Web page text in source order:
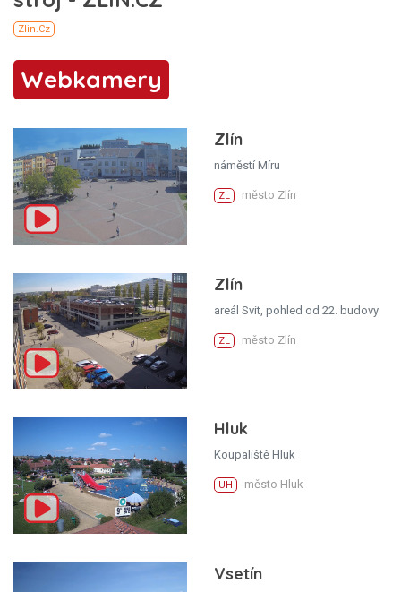
Webkamery
Zlín
náměstí Míru
ZL město Zlín
Zlín
areál Svit, pohled od 22. budovy
ZL město Zlín
Hluk
Koupaliště Hluk
UH město Hluk
Vsetín